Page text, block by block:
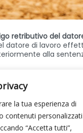
la tua esperienza di
contenuti
“Accetta tutti”,
retributivo del
datore di lavoro
alla